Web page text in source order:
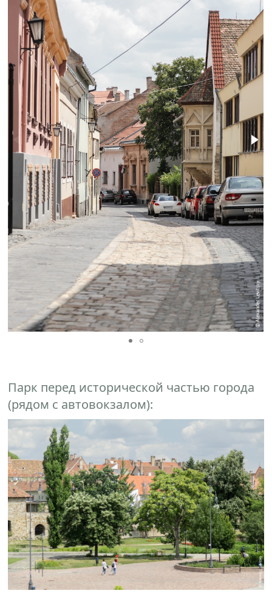
Парк перед исторической частью города
(рядом с автовокзалом):